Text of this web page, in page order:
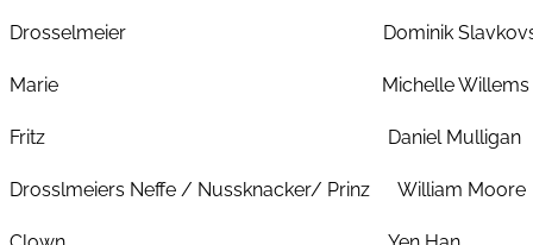
Drosselmeier Dominik
Marie Michelle Willems
Fritz Daniel Mulligan
Drosslmeiers Neffe / Nussknacker/ Prinz William Moore